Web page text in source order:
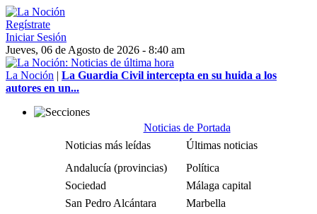
Regístrate
Iniciar Sesión
Jueves, 06 de Agosto de 2026 - 8:40 am
La Noción | La Guardia Civil intercepta en su huida a los
autores en un...
Noticias de Portada
Noticias más leídas
Últimas noticias
Andalucía (provincias)
Política
Sociedad
Málaga capital
San Pedro Alcántara
Marbella